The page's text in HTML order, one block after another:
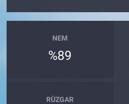
NEM
%89
RÜZGAR